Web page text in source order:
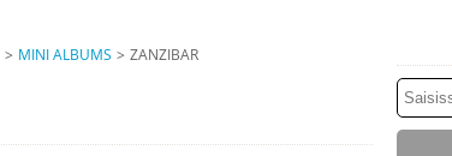
> MINI ALBUMS > ZANZIBAR